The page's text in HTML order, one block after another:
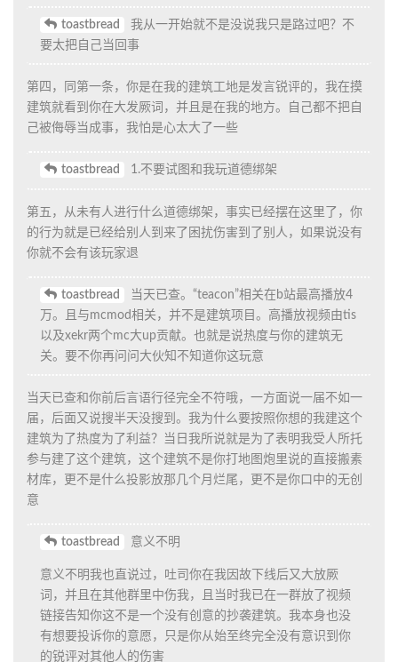
toastbread
我从一开始就不是没说我只是路过吧？不
要太把自己当回事
第四，同第一条，你是在我的建筑工地是发言锐评的，我在摸
建筑就看到你在大发厥词，并且是在我的地方。自己都不把自
己被侮辱当成事，我怕是心太大了一些
toastbread 1.不要试图和我玩道德绑架
第五，从未有人进行什么道德绑架，事实已经摆在这里了，你
的行为就是已经给别人到来了困扰伤害到了别人，如果说没有
你就不会有该玩家退
toastbread
当天已查。“teacon”相关在b站最高播放4
万。且与mcmod相关，并不是建筑项目。高播放视频由tis
以及xekr两个mc大up贡献。也就是说热度与你的建筑无
关。要不你再问问大伙知不知道你这玩意
当天已查和你前后言语行径完全不符哦，一方面说一届不如一
届，后面又说搜半天没搜到。我为什么要按照你想的我建这个
建筑为了热度为了利益？当日我所说就是为了表明我受人所托
参与建了这个建筑，这个建筑不是你打地图炮里说的直接搬素
材库，更不是什么投影放那几个月烂尾，更不是你口中的无创
意
toastbread 意义不明
意义不明我也直说过，吐司你在我因故下线后又大放厥
词，并且在其他群里中伤我，且当时我已在一群放了视频
链接告知你这不是一个没有创意的抄袭建筑。我本身也没
有想要投诉你的意愿，只是你从始至终完全没有意识到你
的锐评对其他人的伤害